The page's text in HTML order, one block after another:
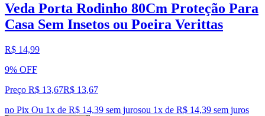
Veda Porta Rodinho 80Cm Proteção Para
Casa Sem Insetos ou Poeira Verittas
R$ 14,99
9% OFF
Preço R$ 13,67R$ 13,67
no Pix Ou 1x de R$ 14,39 sem jurosou 1x de R$ 14,39 sem juros